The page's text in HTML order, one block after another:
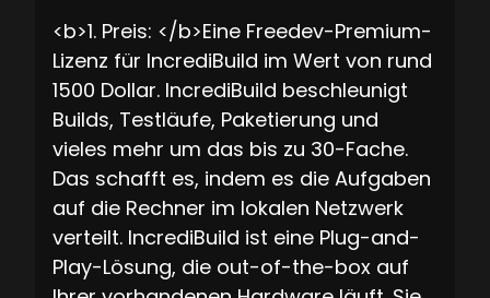
<b>1. Preis: </b>Eine Freedev-Premium-
Lizenz für IncrediBuild im Wert von rund
1500 Dollar. IncrediBuild beschleunigt
Builds, Testläufe, Paketierung und
vieles mehr um das bis zu 30-Fache.
Das schafft es, indem es die Aufgaben
auf die Rechner im lokalen Netzwerk
verteilt. IncrediBuild ist eine Plug-and-
Play-Lösung, die out-of-the-box auf